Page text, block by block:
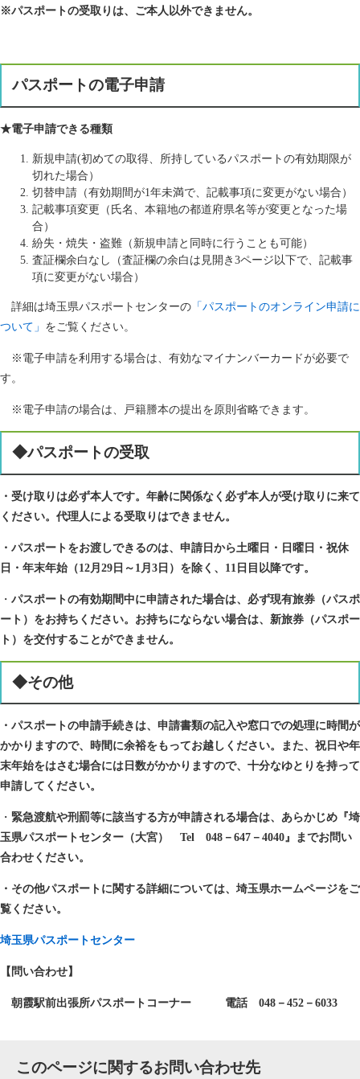
※パスポートの受取りは、ご本人以外できません。
パスポートの電子申請
★電子申請できる種類
新規申請(初めての取得、所持しているパスポートの有効期限が
切れた場合）
切替申請（有効期間が1年未満で、記載事項に変更がない場合）
記載事項変更（氏名、本籍地の都道府県名等が変更となった場
合）
紛失・焼失・盗難（新規申請と同時に行うことも可能）
査証欄余白なし（査証欄の余白は見開き3ページ以下で、記載事
項に変更がない場合）
詳細は埼玉県パスポートセンターの 「パスポートのオンライン申請に
ついて」 をご覧ください。
※電子申請を利用する場合は、有効なマイナンバーカードが必要で
す。
※電子申請の場合は、戸籍謄本の提出を原則省略できます。
◆パスポートの受取
・受け取りは必ず本人です。年齢に関係なく必ず本人が受け取りに来て
ください。代理人による受取りはできません。
・パスポートをお渡しできるのは、申請日から土曜日・日曜日・祝休
日・年末年始（12月29日～1月3日）を除く、11日目以降です。
・ パスポートの有効期間中に申請された場合は、必ず現有旅券（パスポ
ート）をお持ちください。お持ちにならない場合は、新旅券（パスポー
ト）を交付することができません。
◆その他
・パスポートの申請手続きは、申請書類の記入や窓口での処理に時間が
かかりますので、時間に余裕をもってお越しください。また、祝日や年
末年始をはさむ場合には日数がかかりますので、十分なゆとりを持って
申請してください。
・ 緊急渡航や刑罰等に該当する方が申請される場合は、あらかじめ『埼
玉県パスポートセンター（大宮） Tel 048－647－4040』までお問い
合わせください。
・その他パスポートに関する詳細については、埼玉県ホームページをご
覧ください。
埼玉県パスポートセンター
【問い合わせ】
朝霞駅前出張所パスポートコーナー 電話 048－452－6033
このページに関するお問い合わせ先